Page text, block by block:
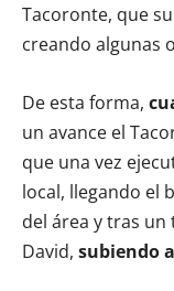
Tacoronte, que
creando algunas
De esta forma,
un avance el
que una vez
local, llegando el
del área y tras
David, subiendo